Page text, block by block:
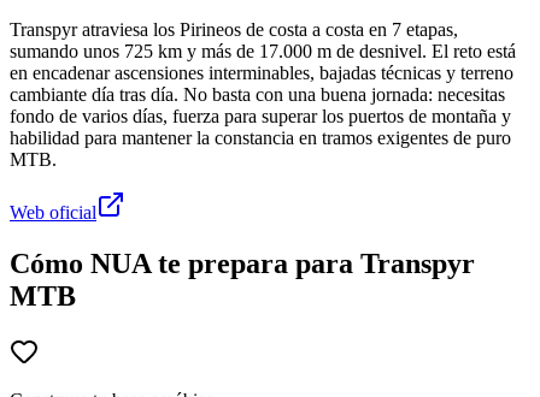
Transpyr atraviesa los Pirineos de costa a costa en 7 etapas,
sumando unos 725 km y más de 17.000 m de desnivel. El reto está
en encadenar ascensiones interminables, bajadas técnicas y terreno
cambiante día tras día. No basta con una buena jornada: necesitas
fondo de varios días, fuerza para superar los puertos de montaña y
habilidad para mantener la constancia en tramos exigentes de puro
MTB.
Web oficial
Cómo NUA te prepara para Transpyr
MTB